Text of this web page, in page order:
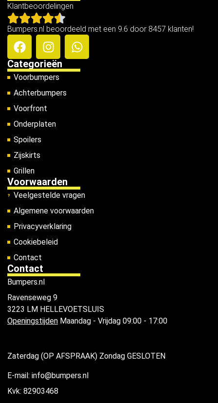
Klantbeoordelingen
Bumpers.nl beoordeeld met een 9.6 door 8457 klanten!
Categorieën
Voorbumpers
Achterbumpers
Voorfront
Onderplaten
Spoilers
Zijskirts
Grillen
Voorwaarden
Veelgestelde vragen
Algemene voorwaarden
Privacyverklaring
Cookiebeleid
Contact
Contact
Bumpers.nl
Ravenseweg 9
3223 LM HELLEVOETSLUIS
Openingstijden Maandag - Vrijdag 09:00 - 17:00
Zaterdag (OP AFSPRAAK) Zondag GESLOTEN
E-mail: info@bumpers.nl
Kvk: 82903468